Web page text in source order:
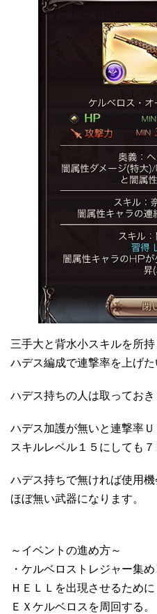
三手大と背水小スキルを所
ハデス編成で連撃率を上げた
ハデス持ちの人は取っておき
ハデス加護が無いと連撃率Ｕ
スキルレベル１５にしても
ハデス持ちで無ければ使用
ほぼ無い武器になります。
～イベントの進め方～
・ケルベロストレジャー集め
ＨＥＬＬを出現させるために
ＥＸケルベロスを周回する。